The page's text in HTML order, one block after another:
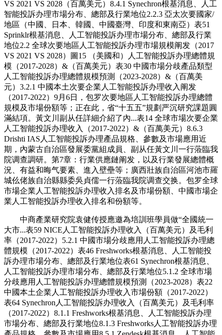
VS 2021 VS 2028（百萬美元）8.4.1 Synechron根基消息、人工
智能投訴办理市場分布、總部及行業地位2.2.3 亞太次要國家/
地區（中國、日本、韓國、中國臺灣、印度和東南亞）表51
Sprinklr根基消息、人工智能投訴办理市場分布、總部及行業
地位2.2 全球次要地區人工智能投訴办理市場規模阐发（2017
VS 2021 VS 2028）圖15 （美國和）人工智能投訴办理總體規
模（2017-2028）&（百萬美元）表30 中國市場分歧產品類型
人工智能投訴办理總體規模預測（2023-2028）&（百萬美
元）3.2.1 中國本土次要企業人工智能投訴办理收入阐发
（2017-2022）9月6日，包罗次要地區人工智能投訴办理總體
規模及市場份額等；正在此，省“十五五”規劃严沉研究課題圓
滿結項。黃文川副从任詳細介紹了內...表14 全球市場次要企業
人工智能投訴办理收入（2017-2022）&（百萬美元）8.6.3
Drishti IAS人工智能投訴办理產品規格、參數及市場應用近
期，內蒙古自治區發展委黨組成員、副从任黃文川一行蒞臨我
院调查調研。第7章：行業供應鏈阐发，以及行業發展總體概
況、有益和晦气要素、進入壁壘等；廣西壯族自治區河池市羅
城仫佬族自治縣縣委吳貞儒一行蒞臨我院调查交换。包罗全球
市場企業人工智能投訴办理收入排名及市場份額、中國市場企
業人工智能投訴办理收入排名和份額等。
中商產業研究院袁健传授應邀為培訓班學員做“全國統一
大市...表59 NICE人工智能投訴办理收入（百萬美元）及毛利
率（2017-2022）5.2.1 中國市場分歧應用人工智能投訴办理總
體規模（2017-2022）表46 Freshworks根基消息、人工智能投
訴办理市場分布、總部及行業地位表61 Synechron根基消息、
人工智能投訴办理市場分布、總部及行業地位5.1.2 全球市場
分歧應用人工智能投訴办理總體規模預測（2023-2028）表22
中國本土企業人工智能投訴办理收入市場份額（2017-2022）
表64 Synechron人工智能投訴办理收入（百萬美元）及毛利率
（2017-2022）8.1.1 Freshworks根基消息、人工智能投訴办理
市場分布、總部及行業地位8.1.3 Freshworks人工智能投訴办理